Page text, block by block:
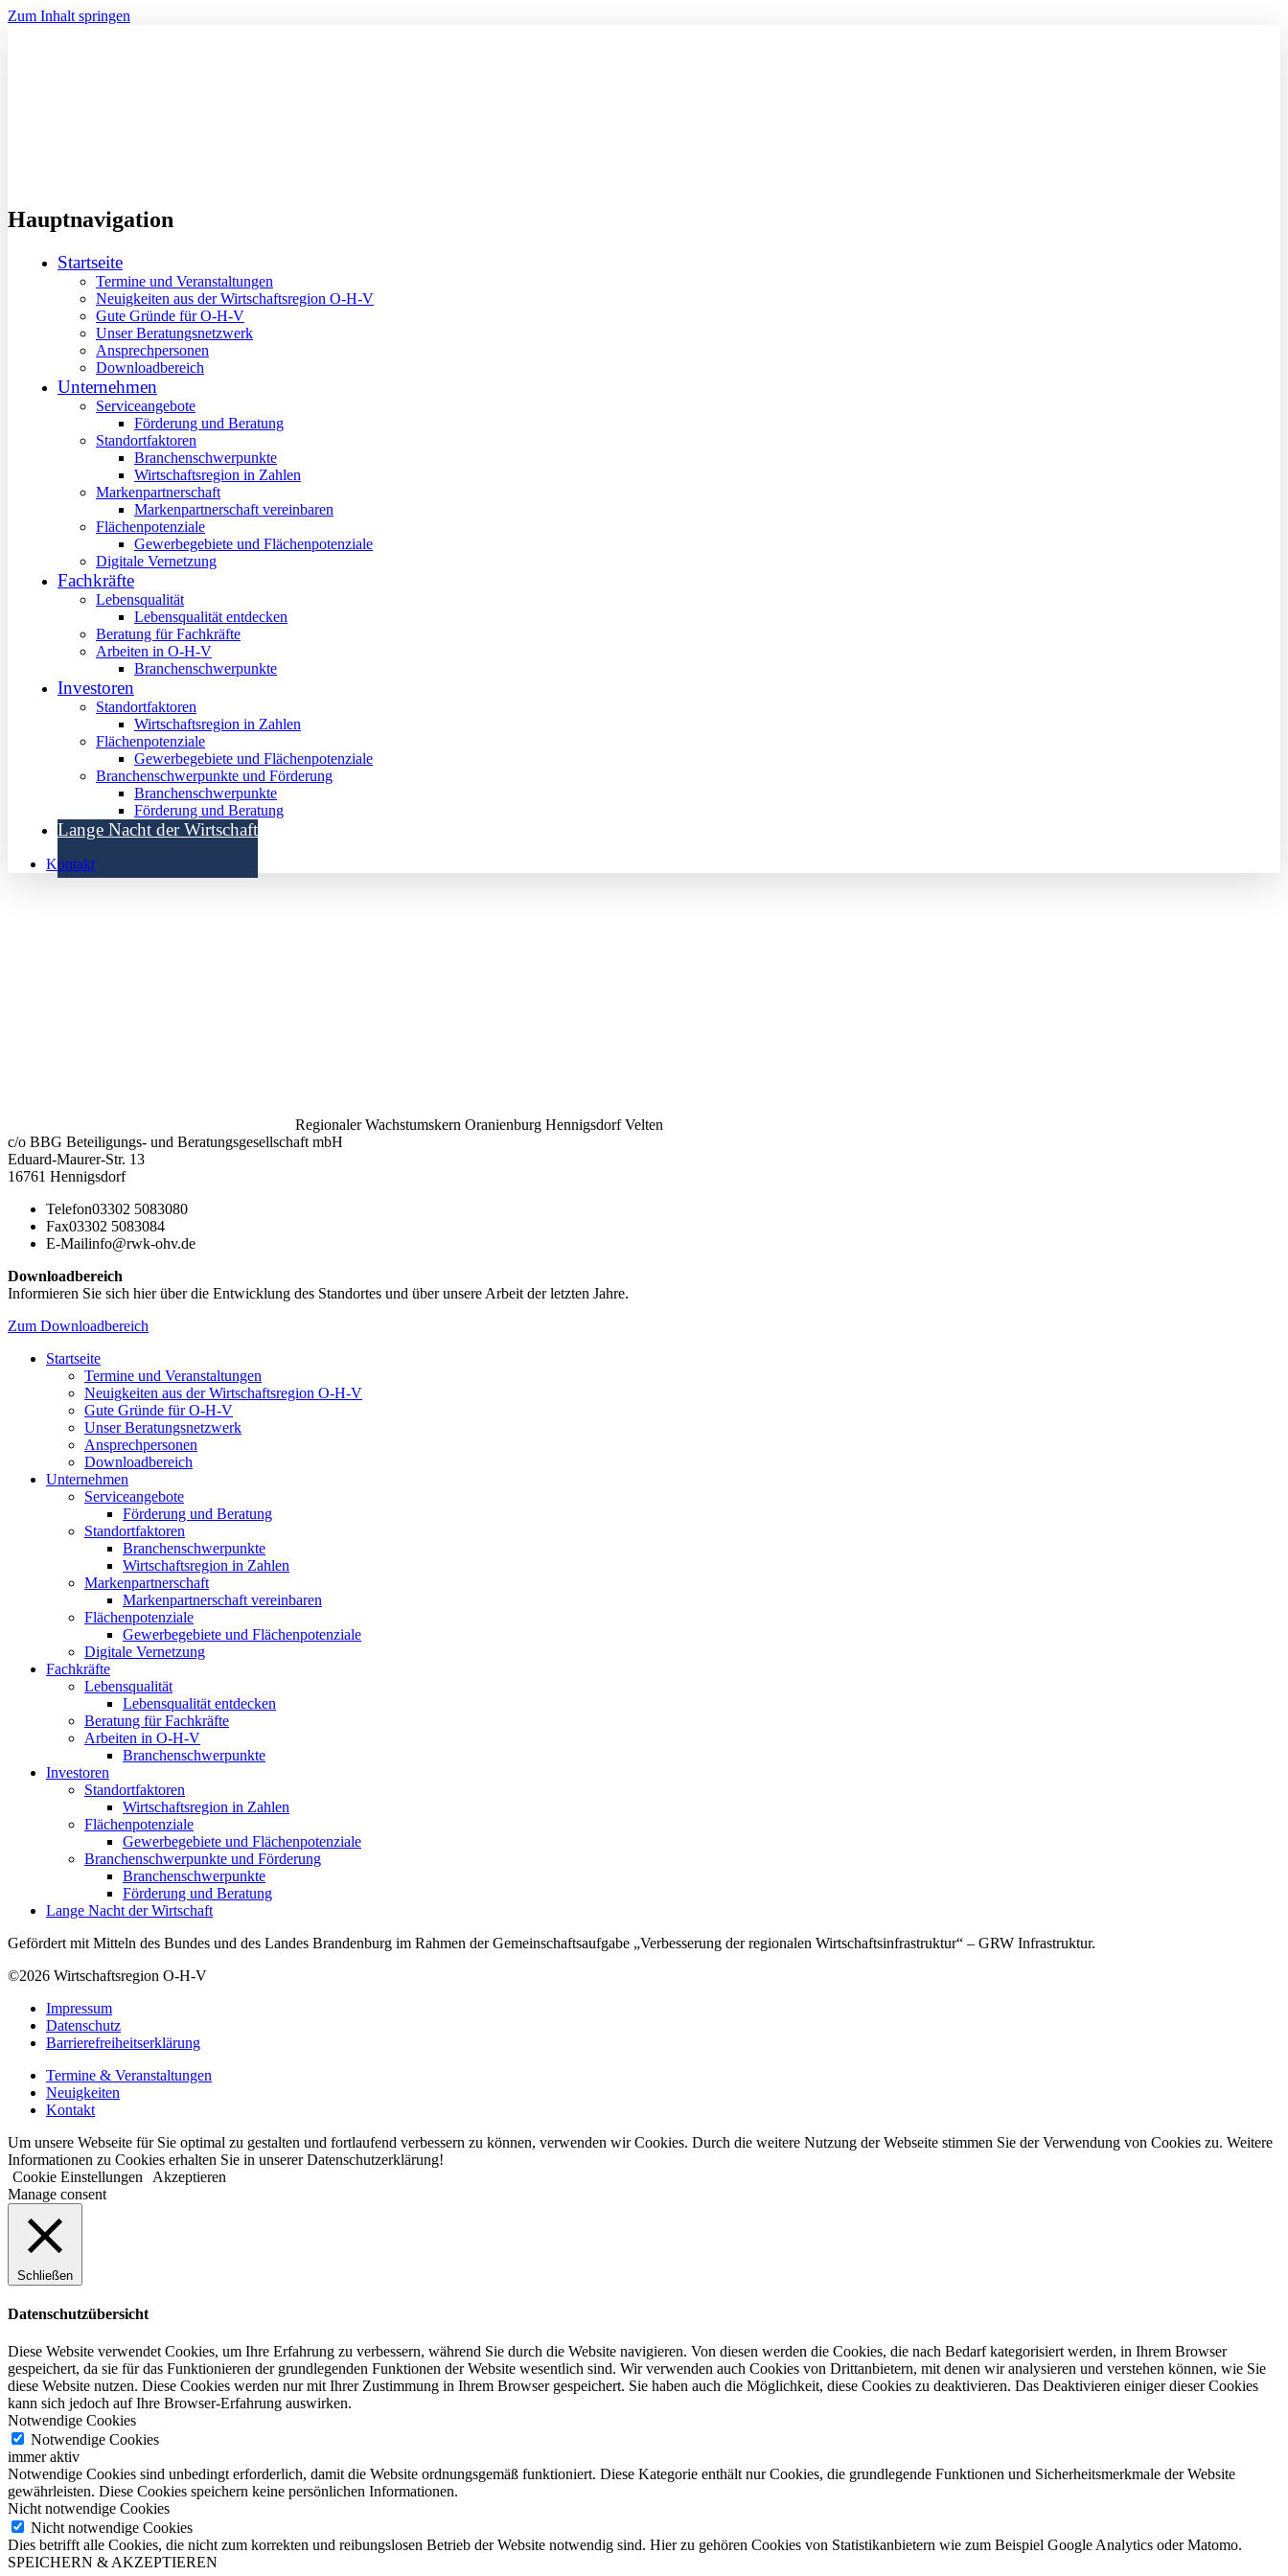
Zum Inhalt springen
Hauptnavigation
Startseite
Termine und Veranstaltungen
Neuigkeiten aus der Wirtschaftsregion O-H-V
Gute Gründe für O-H-V
Unser Beratungsnetzwerk
Ansprechpersonen
Downloadbereich
Unternehmen
Serviceangebote
Förderung und Beratung
Standortfaktoren
Branchenschwerpunkte
Wirtschaftsregion in Zahlen
Markenpartnerschaft
Markenpartnerschaft vereinbaren
Flächenpotenziale
Gewerbegebiete und Flächenpotenziale
Digitale Vernetzung
Fachkräfte
Lebensqualität
Lebensqualität entdecken
Beratung für Fachkräfte
Arbeiten in O-H-V
Branchenschwerpunkte
Investoren
Standortfaktoren
Wirtschaftsregion in Zahlen
Flächenpotenziale
Gewerbegebiete und Flächenpotenziale
Branchenschwerpunkte und Förderung
Branchenschwerpunkte
Förderung und Beratung
Lange Nacht der Wirtschaft
Kontakt
Regionaler Wachstumskern Oranienburg Hennigsdorf Velten
c/o BBG Beteiligungs- und Beratungsgesellschaft mbH
Eduard-Maurer-Str. 13
16761 Hennigsdorf
Telefon03302 5083080
Fax03302 5083084
E-Mailinfo@rwk-ohv.de
Downloadbereich
Informieren Sie sich hier über die Entwicklung des Standortes und über unsere Arbeit der letzten Jahre.
Zum Downloadbereich
Startseite
Termine und Veranstaltungen
Neuigkeiten aus der Wirtschaftsregion O-H-V
Gute Gründe für O-H-V
Unser Beratungsnetzwerk
Ansprechpersonen
Downloadbereich
Unternehmen
Serviceangebote
Förderung und Beratung
Standortfaktoren
Branchenschwerpunkte
Wirtschaftsregion in Zahlen
Markenpartnerschaft
Markenpartnerschaft vereinbaren
Flächenpotenziale
Gewerbegebiete und Flächenpotenziale
Digitale Vernetzung
Fachkräfte
Lebensqualität
Lebensqualität entdecken
Beratung für Fachkräfte
Arbeiten in O-H-V
Branchenschwerpunkte
Investoren
Standortfaktoren
Wirtschaftsregion in Zahlen
Flächenpotenziale
Gewerbegebiete und Flächenpotenziale
Branchenschwerpunkte und Förderung
Branchenschwerpunkte
Förderung und Beratung
Lange Nacht der Wirtschaft
Gefördert mit Mitteln des Bundes und des Landes Brandenburg im Rahmen der Gemeinschaftsaufgabe „Verbesserung der regionalen Wirtschaftsinfrastruktur“ – GRW Infrastruktur.
©2026 Wirtschaftsregion O-H-V
Impressum
Datenschutz
Barrierefreiheitserklärung
Termine & Veranstaltungen
Neuigkeiten
Kontakt
Um unsere Webseite für Sie optimal zu gestalten und fortlaufend verbessern zu können, verwenden wir Cookies. Durch die weitere Nutzung der Webseite stimmen Sie der Verwendung von Cookies zu. Weitere
Informationen zu Cookies erhalten Sie in unserer Datenschutzerklärung!
Cookie Einstellungen
Akzeptieren
Manage consent
Schließen
Datenschutzübersicht
Diese Website verwendet Cookies, um Ihre Erfahrung zu verbessern, während Sie durch die Website navigieren. Von diesen werden die Cookies, die nach Bedarf kategorisiert werden, in Ihrem Browser
gespeichert, da sie für das Funktionieren der grundlegenden Funktionen der Website wesentlich sind. Wir verwenden auch Cookies von Drittanbietern, mit denen wir analysieren und verstehen können, wie Sie
diese Website nutzen. Diese Cookies werden nur mit Ihrer Zustimmung in Ihrem Browser gespeichert. Sie haben auch die Möglichkeit, diese Cookies zu deaktivieren. Das Deaktivieren einiger dieser Cookies
kann sich jedoch auf Ihre Browser-Erfahrung auswirken.
Notwendige Cookies
Notwendige Cookies
immer aktiv
Notwendige Cookies sind unbedingt erforderlich, damit die Website ordnungsgemäß funktioniert. Diese Kategorie enthält nur Cookies, die grundlegende Funktionen und Sicherheitsmerkmale der Website
gewährleisten. Diese Cookies speichern keine persönlichen Informationen.
Nicht notwendige Cookies
Nicht notwendige Cookies
Dies betrifft alle Cookies, die nicht zum korrekten und reibungslosen Betrieb der Website notwendig sind. Hier zu gehören Cookies von Statistikanbietern wie zum Beispiel Google Analytics oder Matomo.
SPEICHERN & AKZEPTIEREN